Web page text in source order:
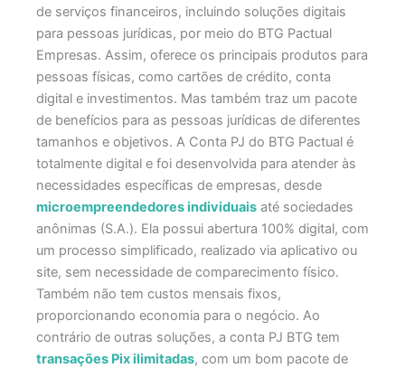
de serviços financeiros, incluindo soluções digitais
para pessoas jurídicas, por meio do BTG Pactual
Empresas.​ Assim, oferece os principais produtos para
pessoas físicas, como cartões de crédito, conta
digital e investimentos. Mas também traz um pacote
de benefícios para as pessoas jurídicas de diferentes
tamanhos e objetivos. A Conta PJ do BTG Pactual é
totalmente digital e foi desenvolvida para atender às
necessidades específicas de empresas, desde
microempreendedores individuaisaté sociedades
anônimas (S.A.). Ela possui abertura 100% digital, com
um processo simplificado, realizado via aplicativo ou
site, sem necessidade de comparecimento físico.​
Também não tem custos mensais fixos,
proporcionando economia para o negócio.​ Ao
contrário de outras soluções, a conta PJ BTG tem
transações Pix ilimitadas, com um bom pacote de